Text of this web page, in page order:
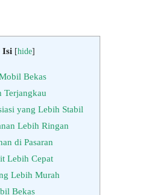
Isi [hide]
Bekas
Terjangkau
yang Lebih Stabil
Lebih Ringan
di Pasaran
Lebih Cepat
Lebih Murah
Bekas